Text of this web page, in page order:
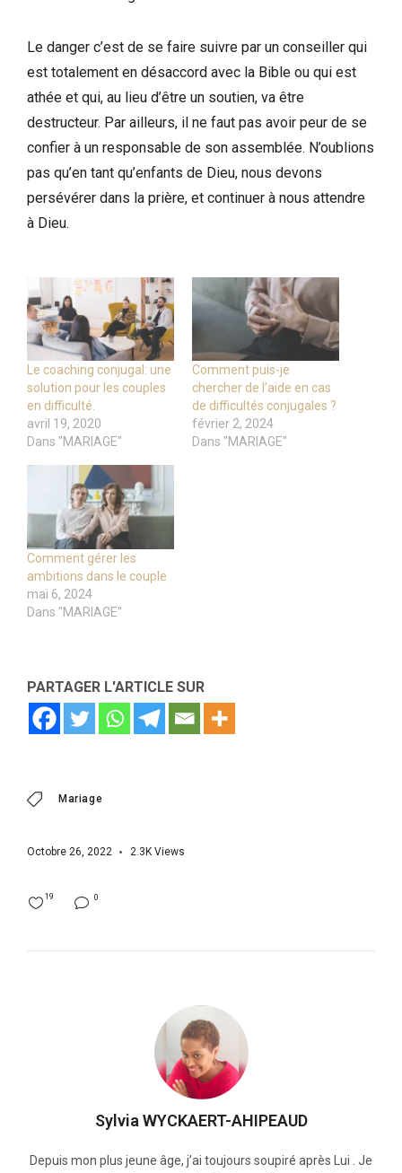
Le danger c’est de se faire suivre par un conseiller qui
est totalement en désaccord avec la Bible ou qui est
athée et qui, au lieu d’être un soutien, va être
destructeur. Par ailleurs, il ne faut pas avoir peur de se
confier à un responsable de son assemblée. N’oublions
pas qu’en tant qu’enfants de Dieu, nous devons
persévérer dans la prière, et continuer à nous attendre
à Dieu.
Le coaching conjugal: une
solution pour les couples
en difficulté.
avril 19, 2020
Dans "MARIAGE"
Comment puis-je
chercher de l’aide en cas
de difficultés conjugales ?
février 2, 2024
Dans "MARIAGE"
Comment gérer les
ambitions dans le couple
mai 6, 2024
Dans "MARIAGE"
PARTAGER L'ARTICLE SUR
Mariage
Octobre 26, 2022 2.3K Views
0
19
Sylvia WYCKAERT-AHIPEAUD
Depuis mon plus jeune âge, j’ai toujours soupiré après Lui . Je